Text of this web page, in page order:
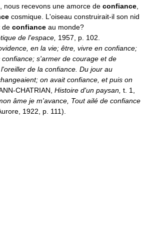
nous recevons une amorce de confiance,
cosmique. L'oiseau construirait-il son nid
de confiance au monde?
de l'espace, 1957, p. 102.
en la vie; être, vivre en confiance;
s'armer de courage et de
de la confiance. Du jour au
on avait confiance, et puis on
CHATRIAN, Histoire d'un paysan, t. 1,
âme je m'avance, Tout ailé de confiance
1922, p. 111).